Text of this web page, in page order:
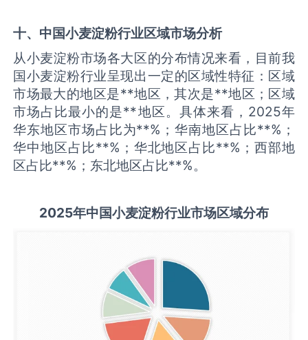
十、中国小麦淀粉行业区域市场分析
从小麦淀粉市场各大区的分布情况来看，目前我
国小麦淀粉行业呈现出一定的区域性特征：区域
市场最大的地区是**地区，其次是**地区；区域
市场占比最小的是**地区。具体来看，2025年
华东地区市场占比为**%；华南地区占比**%；
华中地区占比**%；华北地区占比**%；西部地
区占比**%；东北地区占比**%。
2025年中国小麦淀粉行业市场区域分布